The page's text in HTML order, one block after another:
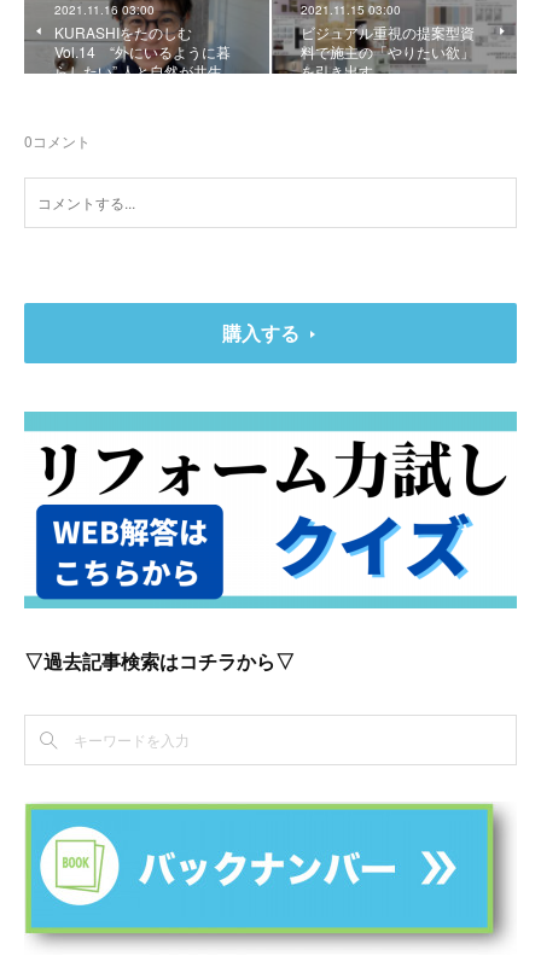
2021.11.16 03:00
KURASHIをたのしむ
Vol.14 “外にいるように暮
らしたい” 人と自然が共生…
2021.11.15 03:00
ビジュアル重視の提案型資
料で施主の「やりたい欲」
を引き出す
0コメント
購入する
▽過去記事検索はコチラから▽